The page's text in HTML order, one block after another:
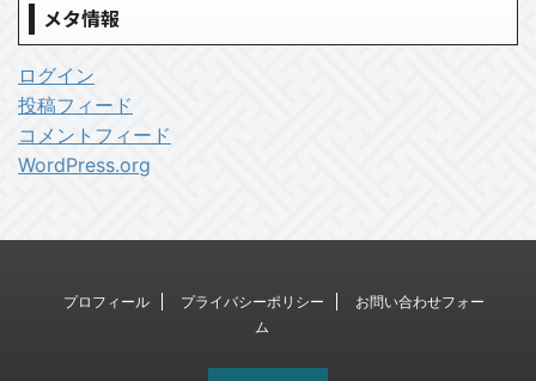
メタ情報
ログイン
投稿フィード
コメントフィード
WordPress.org
プロフィール プライバシーポリシー
お問い合わせフォー
ム